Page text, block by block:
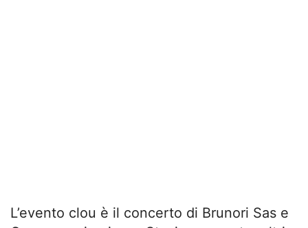
L’evento clou è il concerto di Brunori Sas e